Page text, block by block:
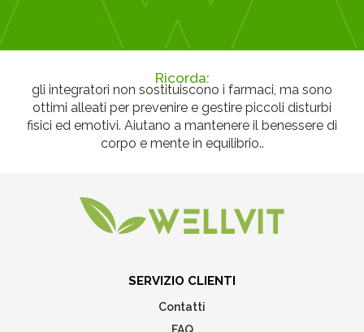
Ricorda:
gli integratori non sostituiscono i farmaci, ma sono
ottimi alleati per prevenire e gestire piccoli disturbi
fisici ed emotivi. Aiutano a mantenere il benessere di
corpo e mente in equilibrio..
SERVIZIO CLIENTI
Contatti
FAQ